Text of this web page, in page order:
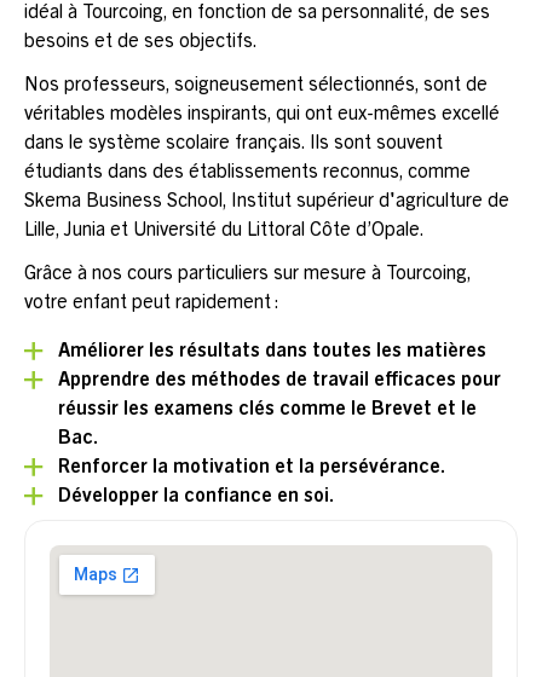
idéal à Tourcoing, en fonction de sa personnalité, de ses
besoins et de ses objectifs.
Nos professeurs, soigneusement sélectionnés, sont de
véritables modèles inspirants, qui ont eux-mêmes excellé
dans le système scolaire français. Ils sont souvent
étudiants dans des établissements reconnus, comme
Skema Business School, Institut supérieur d'agriculture de
Lille, Junia et Université du Littoral Côte d’Opale.
Grâce à nos cours particuliers sur mesure à Tourcoing,
votre enfant peut rapidement :
Améliorer les résultats dans toutes les matières
Apprendre des méthodes de travail efficaces pour
réussir les examens clés comme le Brevet et le
Bac.
Renforcer la motivation et la persévérance.
Développer la confiance en soi.